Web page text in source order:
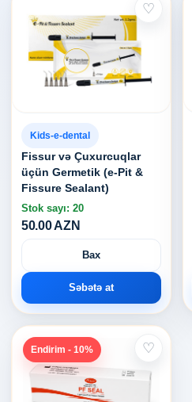
♡
Kids-e-dental
Fissur və Çuxurcuqlar
üçün Germetik (e-Pit &
Fissure Sealant)
Stok sayı: 20
50.00 AZN
Bax
Səbətə at
Endirim - 10% ♡